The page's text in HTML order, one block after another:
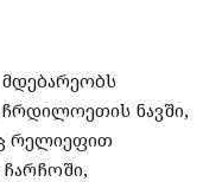
ნავში,
რელიეფით